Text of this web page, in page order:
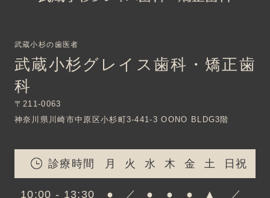
武蔵小杉の歯医者
武蔵小杉グレイス歯科・矯正歯
科
〒211-0063
神奈川県川崎市中原区小杉町3-441-3 OONO BLDG3階
診療時間 月 火 水 木 金 土 日祝
10:00 - 13:30 ● ／ ● ● ● ▲ ／